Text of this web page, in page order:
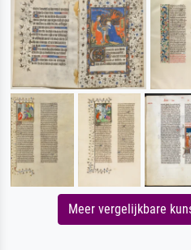
Meer vergelijkbare